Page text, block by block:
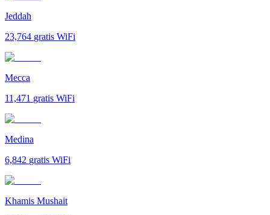
Jeddah
23,764 gratis WiFi
Mecca
11,471 gratis WiFi
Medina
6,842 gratis WiFi
Khamis Mushait